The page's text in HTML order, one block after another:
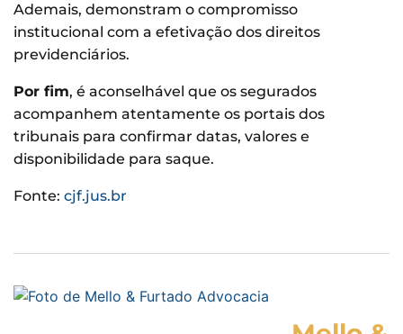
Ademais, demonstram o compromisso
institucional com a efetivação dos direitos
previdenciários.
Por fim, é aconselhável que os segurados
acompanhem atentamente os portais dos
tribunais para confirmar datas, valores e
disponibilidade para saque.
Fonte: cjf.jus.br